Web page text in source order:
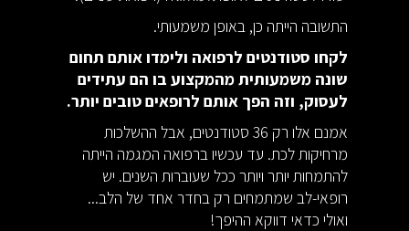
התשובה הייתה כן, באופן משמעותי.
לקחו סטודנטים לרפואה ולימדו אותם תחום
שונה משמעותית מהמקצוע בו הם עתידים
לעסוק, וזה הפך אותם לרופאים טובים יותר.
אמנם אלו רק 36 סטודנטים, אבל ההשלכות
מרחיקות לכת. עד עכשיו ברפואה המגמה הייתה
להתמחות יותר ויותר ככל שעוברות השנים. יש
רופאי-לב שמתמחים רק בחדר אחד של הלב...
ואולי כדאי דווקא ההיפך!